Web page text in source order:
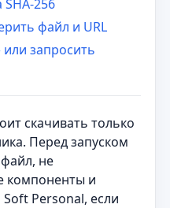
256
файл и URL
запросить
скачивать только
Перед запуском
не
компоненты и
Personal, если